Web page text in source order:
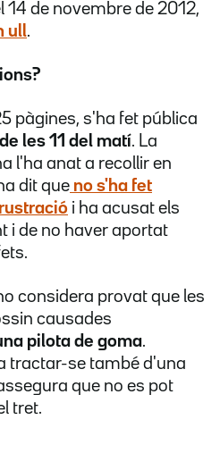
14 de novembre de 2012,
ull.
pàgines, s'ha fet pública
les 11 del matí. La
l'ha anat a recollir en
dit que no s'ha fet
i ha acusat els
i de no haver aportat
considera provat que les
causades
pilota de goma.
tractar-se també d'una
que no es pot
tret.